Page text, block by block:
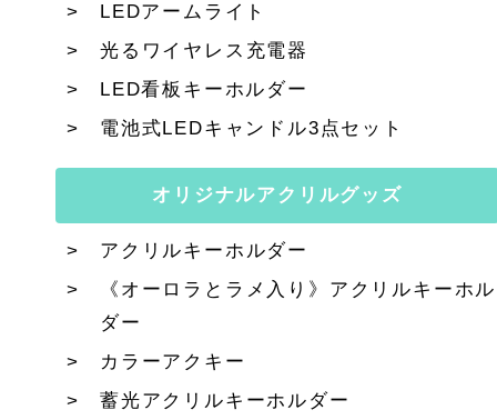
LEDアームライト
光るワイヤレス充電器
LED看板キーホルダー
電池式LEDキャンドル3点セット
オリジナルアクリルグッズ
アクリルキーホルダー
《オーロラとラメ入り》アクリルキーホル
ダー
カラーアクキー
蓄光アクリルキーホルダー